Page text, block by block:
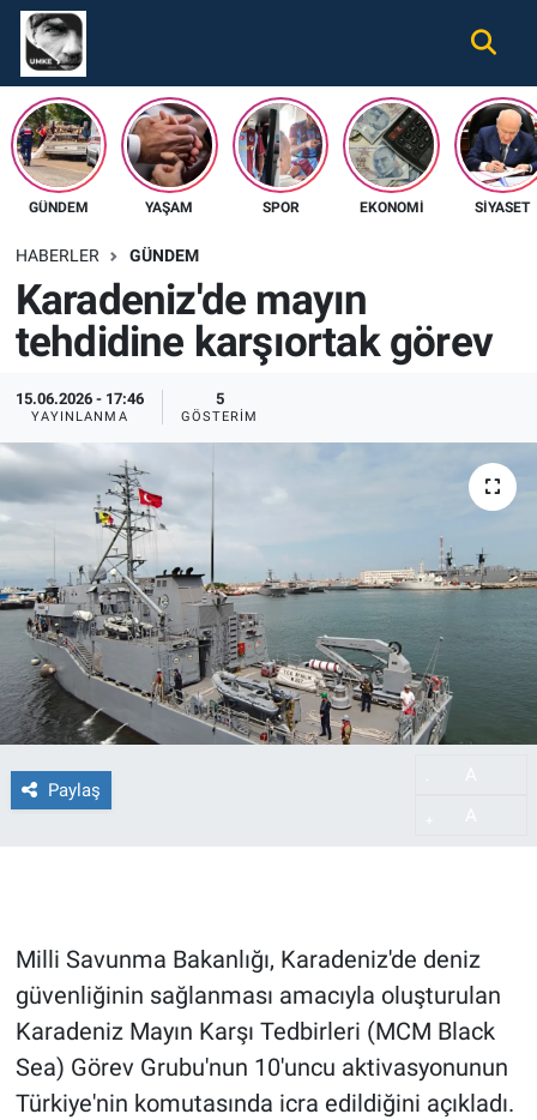
GÜNDEM YAŞAM SPOR EKONOMI SIYASET
HABERLER GÜNDEM
Karadeniz'de mayın
tehdidine karşıortak görev
15.06.2026 - 17:46
YAYINLANMA
5
GÖSTERIM
Paylaş
Milli Savunma Bakanlığı, Karadeniz'de deniz
güvenliğinin sağlanması amacıyla oluşturulan
Karadeniz Mayın Karşı Tedbirleri (MCM Black
Sea) Görev Grubu'nun 10'uncu aktivasyonunun
Türkiye'nin komutasında icra edildiğini açıkladı.
Gündem
Ekonomi
Spor
Tüm Haberler
İletişim
Künye
Nöbetçi Eczaneler
Hava Durumu
Namaz Vakitleri
Süper Lig Puan Durumu ve Fikstür
Tüm Manşetler
Son Dakika Haberleri
Haber Arşivi